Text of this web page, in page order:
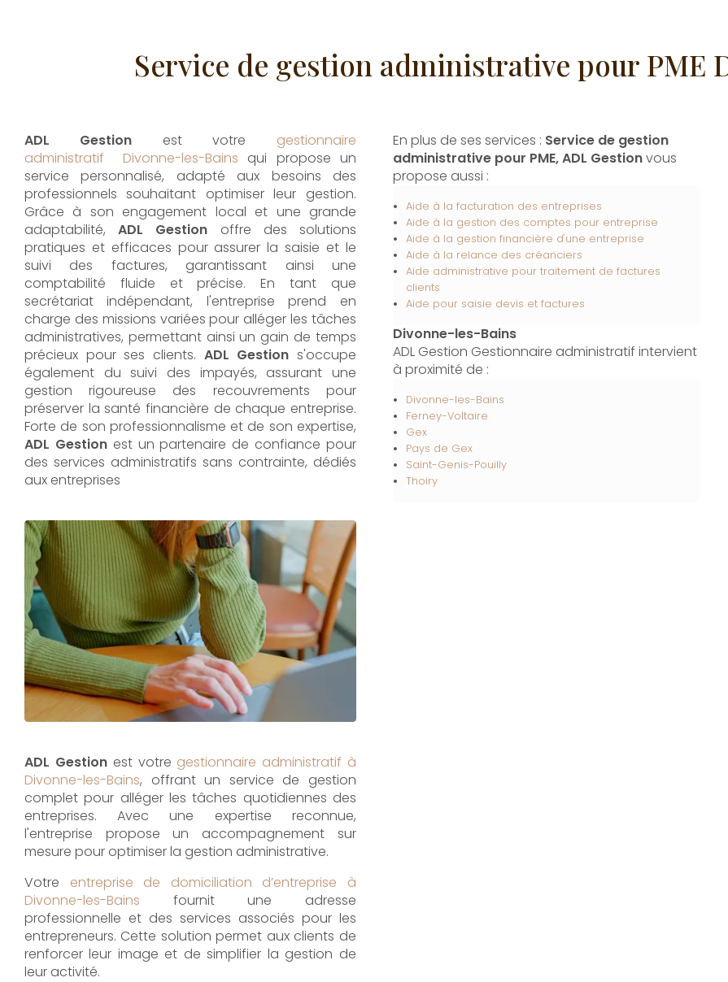
Service de gestion administrative pour PME
ADL Gestion est votre gestionnaire
administratif Divonne-les-Bains qui propose un
service personnalisé, adapté aux besoins des
professionnels souhaitant optimiser leur gestion.
Grâce à son engagement local et une grande
adaptabilité,ADL Gestion offre des solutions
pratiques et efficaces pour assurer la saisie et le
suivi des factures, garantissant ainsi une
comptabilité fluide et précise. En tant que
secrétariat indépendant, l'entreprise prend en
charge des missions variées pour alléger les tâches
administratives, permettant ainsi un gain de temps
précieux pour ses clients. ADL Gestion s'occupe
également du suivi des impayés, assurant une
gestion rigoureuse des recouvrements pour
préserver la santé financière de chaque entreprise.
Forte de son professionnalisme et de son expertise,
ADL Gestionest un partenaire de confiance pour
des services administratifs sans contrainte, dédiés
aux entreprises
ADL Gestionest votre gestionnaire administratif à
Divonne-les-Bains, offrant un service de gestion
complet pour alléger les tâches quotidiennes des
entreprises. Avec une expertise reconnue,
l'entreprise propose un accompagnement sur
mesure pour optimiser la gestion administrative.
Votre entreprise de domiciliation d’entreprise à
Divonne-les-Bains fournit une adresse
professionnelle et des services associés pour les
entrepreneurs. Cette solution permet aux clients de
renforcer leur image et de simplifier la gestion de
leur activité.
En plus de ses services : Service de gestion
administrative pour PME, ADL Gestionvous
propose aussi :
Aide à la facturation des entreprises
Aide à la gestion des comptes pour entreprise
Aide à la gestion financière d'une entreprise
Aide à la relance des créanciers
Aide administrative pour traitement de factures
clients
Aide pour saisie devis et factures
Divonne-les-Bains
ADL Gestion Gestionnaire administratif intervient
à proximité de :
Divonne-les-Bains
Ferney-Voltaire
Gex
Pays de Gex
Saint-Genis-Pouilly
Thoiry